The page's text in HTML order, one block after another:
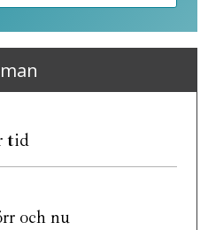
tid
och nu